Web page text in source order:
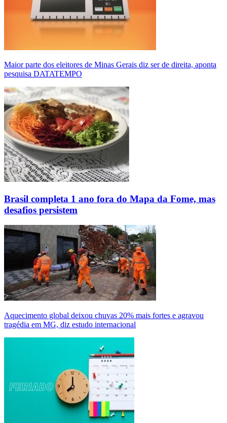
Maior parte dos eleitores de Minas Gerais diz ser de direita, aponta
pesquisa DATATEMPO
Brasil completa 1 ano fora do Mapa da Fome, mas
desafios persistem
Aquecimento global deixou chuvas 20% mais fortes e agravou
tragédia em MG, diz estudo internacional